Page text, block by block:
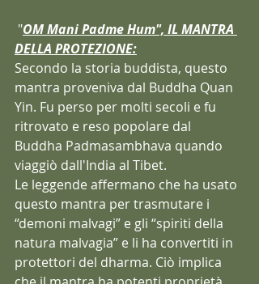
"OM Mani Padme Hum", IL MANTRA
DELLA PROTEZIONE:
Secondo la storia buddista, questo
mantra proveniva dal Buddha Quan
Yin. Fu perso per molti secoli e fu
ritrovato e reso popolare dal
Buddha Padmasambhava quando
viaggiò dall'India al Tibet.
Le leggende affermano che ha usato
questo mantra per trasmutare i
“demoni malvagi” e gli “spiriti della
natura malvagia” e li ha convertiti in
protettori del dharma. Ciò implica